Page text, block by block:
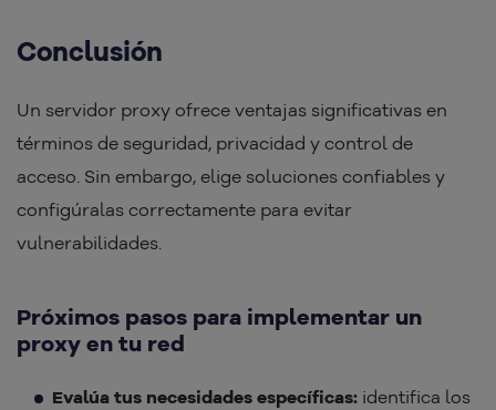
Conclusión
Un servidor proxy ofrece ventajas significativas en
términos de seguridad, privacidad y control de
acceso. Sin embargo, elige soluciones confiables y
configúralas correctamente para evitar
vulnerabilidades.
Próximos pasos para implementar un
proxy en tu red
Evalúa tus necesidades específicas: identifica los